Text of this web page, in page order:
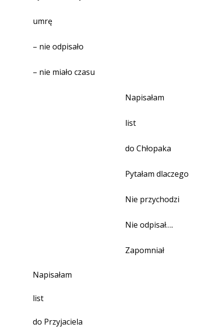
umrę
– nie odpisało
– nie miało czasu
Napisałam
list
do Chłopaka
Pytałam dlaczego
Nie przychodzi
Nie odpisał….
Zapomniał
Napisałam
list
do Przyjaciela